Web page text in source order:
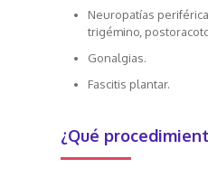
Neuropatías
trigémino,
Gonalgias.
Fascitis plantar.
¿Qué